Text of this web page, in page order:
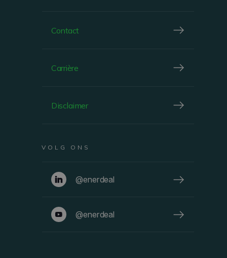
VOLG ONS
@enerdeal
@enerdeal
Contact
Carrière
Disclaimer